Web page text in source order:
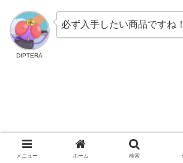
DIPTERA
必ず入手したい商品ですね
メニュー ホーム 検索